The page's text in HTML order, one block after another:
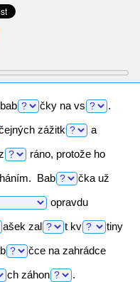
bab čky navs
.
zážitk
a
ráno, protože ho
Bab čkauž
opravdu
ašek zal t kv
tiny
čce na zahrádce
ch záhon
.